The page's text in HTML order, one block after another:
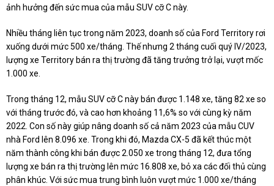
ảnh hưởng đến sức mua của mẫu SUV cỡ C này.
Nhiều tháng liên tục trong năm 2023, doanh số của Ford Territory rơi
xuống dưới mức 500 xe/tháng. Thế nhưng 2 tháng cuối quý IV/2023,
lượng xe Territory bán ra thị trường đã tăng trưởng trở lại, vượt mốc
1.000 xe.
Trong tháng 12, mẫu SUV cỡ C này bán được 1.148 xe, tăng 82 xe so
với tháng trước đó, và cao hơn khoảng 11,6% so với cùng kỳ năm
2022. Con số này giúp nâng doanh số cả năm 2023 của mẫu CUV
nhà Ford lên 8.096 xe. Trong khi đó, Mazda CX-5 đã kết thúc một
năm thành công khi bán được 2.050 xe trong tháng 12, đưa tổng
lượng xe bán ra thị trường lên mức 16.808 xe, bỏ xa các đối thủ cùng
phân khúc. Với sức mua trung bình luôn vượt mức 1.000 xe/tháng